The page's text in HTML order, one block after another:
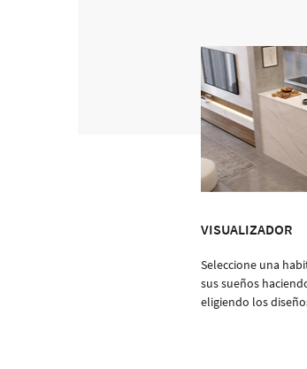
VISUALIZADOR
Seleccione una
sus sueños
eligiendo los